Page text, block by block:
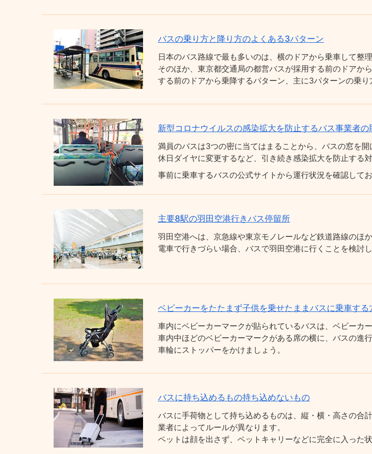
バスの乗り方と降り方のよくある3パターン
日本のバス路線で最も多いのは、横のドアから乗車して整
そのほか、東京都交通局の都営バスが採用する前のドアか
する前のドアから乗降するパターン、主に3パターンの乗り
新型コロナウイルスの感染拡大を防止するバス事業者の
満員のバスは3つの密に当てはまることから、バスの窓を
休日ダイヤに変更するなど、引き続き感染拡大を防止する
事前に乗車するバスの公式サイトから運行状況を確認してお
主要8駅の羽田空港行きバス停留所
羽田空港へは、京急線や東京モノレールなど鉄道路線のほ
電車で行きづらい場合、バスで羽田空港に行くことを検討し
ベビーカーをたたまず子供を乗せたままバスに乗車する
車内にベビーカーマークが貼られているバスは、ベビーカ
車内中ほどのベビーカーマークがある席の横に、バスの進
車輪にストッパーをかけましょう。
バスに持ち込めるもの持ち込めないもの
バスに手荷物として持ち込めるものは、縦・横・高さの合
業者によってルールが異なります。
ペットは顔を出さず、ペットキャリーなどに完全に入った